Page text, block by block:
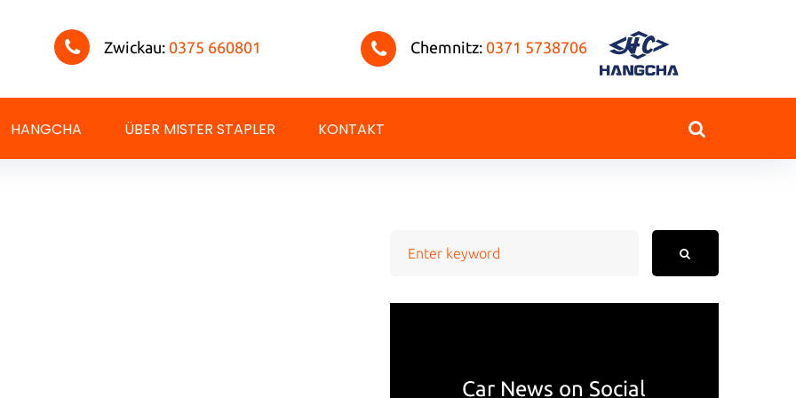
Zwickau:0375 660801 Chemnitz: 0371 5738706
HANGCHA ÜBER MISTER STAPLER KONTAKT
Car News on Social